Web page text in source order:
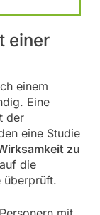
einer
einem
Eine
der
eine Studie
zu
die
überprüft.